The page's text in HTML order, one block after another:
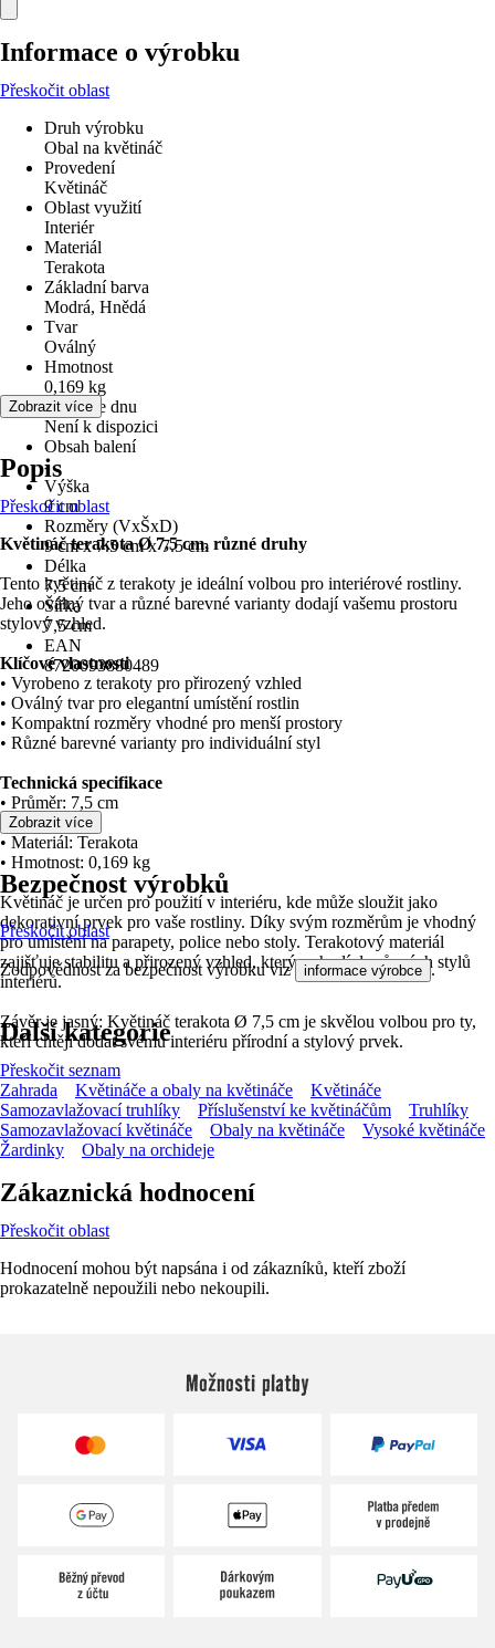
Informace o výrobku
Přeskočit oblast
Druh výrobku
Obal na květináč
Provedení
Květináč
Oblast využití
Interiér
Materiál
Terakota
Základní barva
Modrá, Hnědá
Tvar
Oválný
Hmotnost
0,169 kg
Otvor ve dnu
Není k dispozici
Obsah balení
-
Výška
9 cm
Rozměry (VxŠxD)
9 cm x 7.5 cm x 7.5 cm
Délka
7,5 cm
Šířka
7,5 cm
EAN
8720093880489
Zobrazit více
Popis
Přeskočit oblast
Květináč terakota Ø 7,5 cm, různé druhy
Tento květináč z terakoty je ideální volbou pro interiérové rostliny.
Jeho oválný tvar a různé barevné varianty dodají vašemu prostoru
stylový vzhled.
Klíčové vlastnosti
• Vyrobeno z terakoty pro přirozený vzhled
• Oválný tvar pro elegantní umístění rostlin
• Kompaktní rozměry vhodné pro menší prostory
• Různé barevné varianty pro individuální styl
Technická specifikace
• Průměr: 7,5 cm
• Výška: 9 cm
• Materiál: Terakota
• Hmotnost: 0,169 kg
Květináč je určen pro použití v interiéru, kde může sloužit jako
dekorativní prvek pro vaše rostliny. Díky svým rozměrům je vhodný
pro umístění na parapety, police nebo stoly. Terakotový materiál
zajišťuje stabilitu a přirozený vzhled, který se hodí do různých stylů
interiérů.
Závěr je jasný: Květináč terakota Ø 7,5 cm je skvělou volbou pro ty,
kteří chtějí dodat svému interiéru přírodní a stylový prvek.
Zobrazit více
Bezpečnost výrobků
Přeskočit oblast
Zodpovědnost za bezpečnost výrobku viz informace výrobce .
Další kategorie
Přeskočit seznam
Zahrada
Květináče a obaly na květináče
Květináče
Samozavlažovací truhlíky
Příslušenství ke květináčům
Truhlíky
Samozavlažovací květináče
Obaly na květináče
Vysoké květináče
Žardinky
Obaly na orchideje
Zákaznická hodnocení
Přeskočit oblast
Hodnocení mohou být napsána i od zákazníků, kteří zboží
prokazatelně nepoužili nebo nekoupili.
Možnosti platby